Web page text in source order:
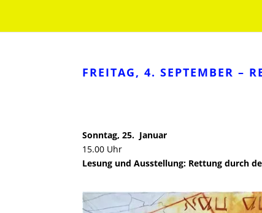
FREITAG, 4. SEPTEMBER –
Sonntag, 25. Januar
15.00 Uhr
Lesung und Ausstellung: Rettung durch